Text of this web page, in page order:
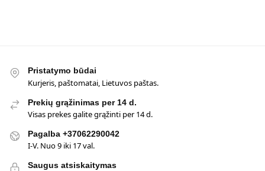
Pristatymo būdai
Kurjeris, paštomatai, Lietuvos paštas.
Prekių grąžinimas per 14 d.
Visas prekes galite grąžinti per 14 d.
Pagalba +37062290042
I-V. Nuo 9 iki 17 val.
Saugus atsiskaitymas